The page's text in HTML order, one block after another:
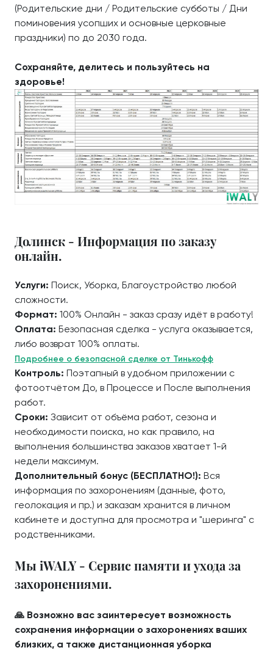
(Родительские дни / Родительские субботы / Дни
поминовения усопших и основные церковные
праздники) по до 2030 года.
Сохраняйте, делитесь и пользуйтесь на
здоровье!
Долинск - Информация по заказу
онлайн.
Услуги: Поиск, Уборка, Благоустройство любой
сложности.
Формат: 100% Онлайн - заказ сразу идёт в работу!
Оплата: Безопасная сделка - услуга оказывается,
либо возврат 100% оплаты.
Подробнее о безопасной сделке от Тинькофф
Контроль: Поэтапный в удобном приложении с
фотоотчётом До, в Процессе и После выполнения
работ.
Сроки: Зависит от объёма работ, сезона и
необходимости поиска, но как правило, на
выполнения большинства заказов хватает 1-й
недели максимум.
Дополнительный бонус (БЕСПЛАТНО!): Вся
информация по захоронениям (данные, фото,
геолокация и пр.) и заказам хранится в личном
кабинете и доступна для просмотра и "шеринга" с
родственниками.
Мы iWALY - Сервис памяти и ухода за
захоронениями.
🙏 Возможно вас заинтересует возможность
сохранения информации о захоронениях ваших
близких, а также дистанционная уборка